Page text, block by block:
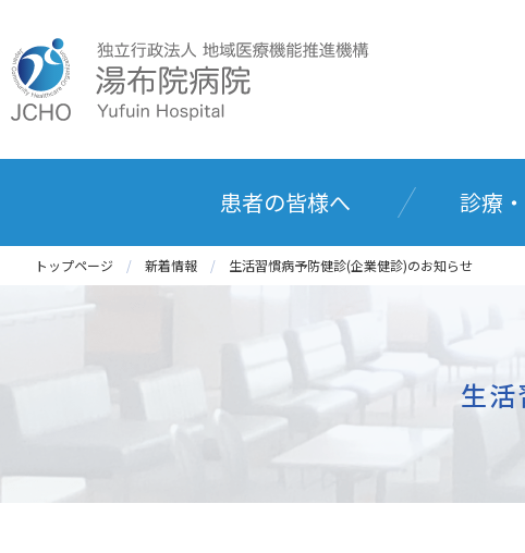
患者の皆様へ 診療
トップページ 新着情報 生活習慣病予防健診(企業健診)のお知らせ
生